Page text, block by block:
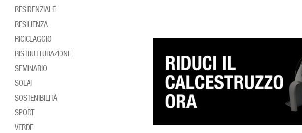
RESIDENZIALE
RESILIENZA
RICICLAGGIO
RISTRUTTURAZIONE
SEMINARIO
SOLAI
SOSTENIBILITÀ
SPORT
VERDE